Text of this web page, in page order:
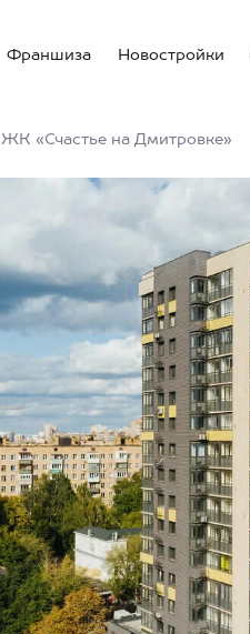
Франшиза Новостройки
ЖК «Счастье на Дмитровке»